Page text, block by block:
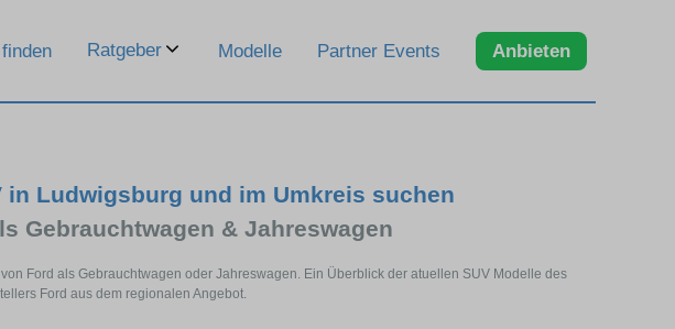
Ratgeber Modelle Partner Events Anbieten
in Ludwigsburg und im Umkreis suchen
Gebrauchtwagen & Jahreswagen
Ford als Gebrauchtwagen oder Jahreswagen. Ein Überblick der atuellen SUV Modelle des
Ford aus dem regionalen Angebot.